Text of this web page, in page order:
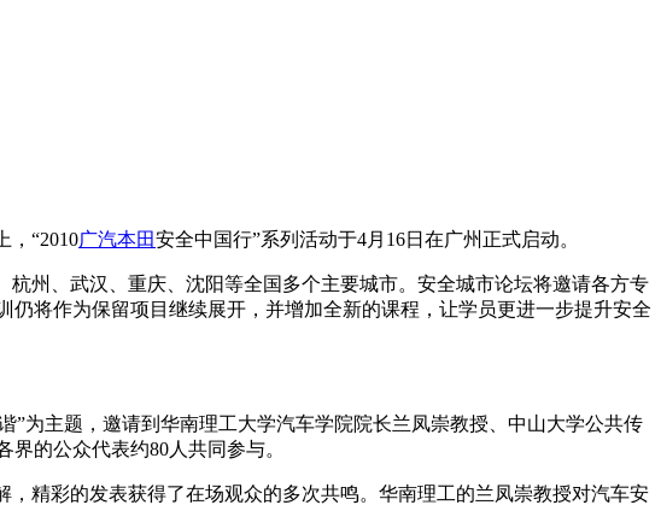
，“2010广汽本田安全中国行”系列活动于4月16日在广州正式启动。
州、武汉、重庆、沈阳等全国多个主要城市。安全城市论坛将邀请各方专
将作为保留项目继续展开，并增加全新的课程，让学员更进一步提升安全
”为主题，邀请到华南理工大学汽车学院院长兰凤崇教授、中山大学公共传
的公众代表约80人共同参与。
精彩的发表获得了在场观众的多次共鸣。华南理工的兰凤崇教授对汽车安